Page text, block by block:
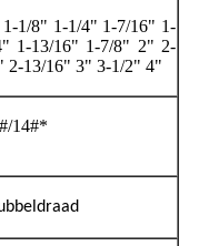
1/8" 1-1/4" 1-7/16" 1-
1-13/16" 1-7/8" 2" 2-
2-13/16" 3" 3-1/2" 4"
14#*